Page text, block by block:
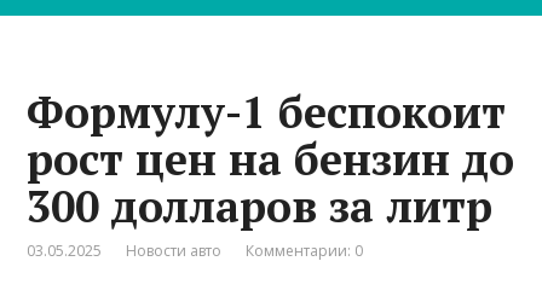
Формулу-1 беспокоит
рост цен на бензин до
300 долларов за литр
03.05.2025 Новости авто Комментарии: 0